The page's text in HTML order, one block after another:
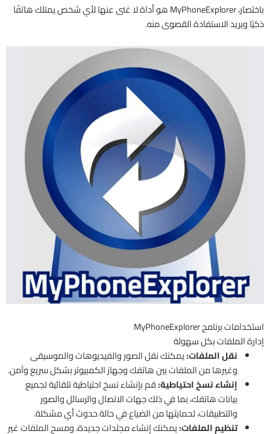
باختصار، MyPhoneExplorer هو أداة لا غنى عنها لأي شخص يمتلك هاتفًا
ذكيًا ويريد الاستفادة القصوى منه.
استخدامات برنامج MyPhoneExplorer
إدارة الملفات بكل سهولة
نقل الملفات:يمكنك نقل الصور والفيديوهات والموسيقى
وغيرها من الملفات بين هاتفك وجهاز الكمبيوتر بشكل سريع وآمن.
إنشاء نسخ احتياطية:قم بإنشاء نسخ احتياطية تلقائية لجميع
بيانات هاتفك، بما في ذلك جهات الاتصال والرسائل والصور
والتطبيقات، لحمايتها من الضياع في حالة حدوث أي مشكلة.
تنظيم الملفات:يمكنك إنشاء مجلدات جديدة، ومسح الملفات غير